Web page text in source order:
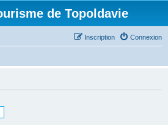
de Topoldavie
Connexion
Inscription